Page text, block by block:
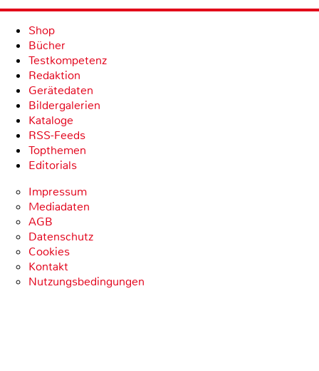
Shop
Bücher
Testkompetenz
Redaktion
Gerätedaten
Bildergalerien
Kataloge
RSS-Feeds
Topthemen
Editorials
Impressum
Mediadaten
AGB
Datenschutz
Cookies
Kontakt
Nutzungsbedingungen